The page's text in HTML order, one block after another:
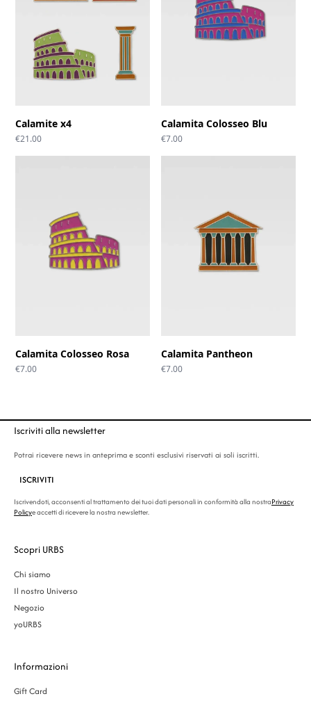
Calamite x4
€21.00
Calamita Colosseo Blu
€7.00
Calamita Colosseo Rosa
€7.00
Calamita Pantheon
€7.00
Iscriviti alla newsletter
Potrai ricevere news in anteprima e sconti esclusivi riservati ai soli iscritti.
ISCRIVITI
Iscrivendoti, acconsenti al trattamento dei tuoi dati personali in conformità alla nostraPrivacy
Policye accetti di ricevere la nostra newsletter.
Scopri URBS
Chi siamo
Il nostro Universo
Negozio
yoURBS
Informazioni
Gift Card